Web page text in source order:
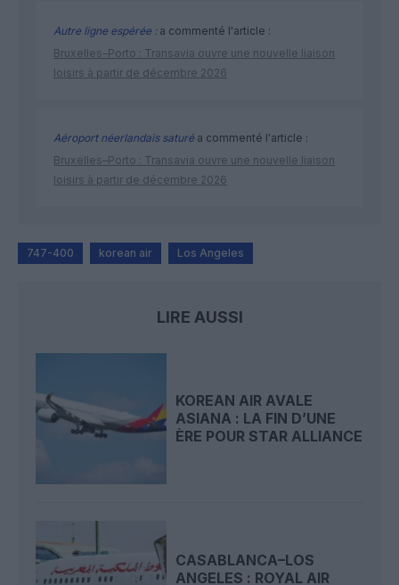
Autre ligne espérée :a commenté l'article :
Bruxelles–Porto : Transavia ouvre une nouvelle liaison
loisirs à partir de décembre 2026
Aéroport néerlandais saturéa commenté l'article :
Bruxelles–Porto : Transavia ouvre une nouvelle liaison
loisirs à partir de décembre 2026
747-400 korean air Los Angeles
LIRE AUSSI
KOREAN AIR AVALE
ASIANA : LA FIN D’UNE
ÈRE POUR STAR ALLIANCE
CASABLANCA–LOS
ANGELES : ROYAL AIR